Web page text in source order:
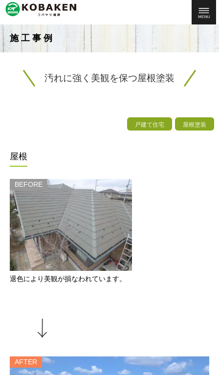
施工事例
汚れに強く美観を保つ屋根塗装
戸建て住宅 屋根塗装
屋根
BEFORE
退色により美観が損なわれています。
AFTER